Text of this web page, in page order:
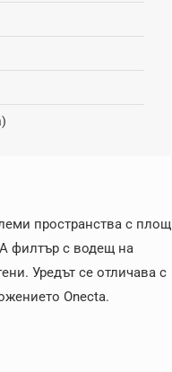
пространства с площ
филтър с водещ на
Уредът се отличава с
Onecta.